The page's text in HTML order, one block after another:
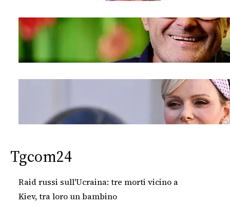
Tgcom24
Raid russi sull'Ucraina: tre morti vicino a
Kiev, tra loro un bambino